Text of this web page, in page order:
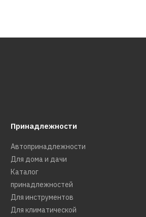
Принадлежности
Автопринадлежности
Для дома и дачи
Каталог
принадлежностей
Для инструментов
Для климатической